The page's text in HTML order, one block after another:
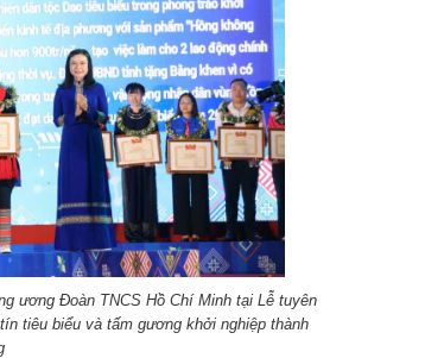
ương Đoàn TNCS Hồ Chí Minh tại Lễ tuyên
tiêu biểu và tấm gương khởi nghiệp thành